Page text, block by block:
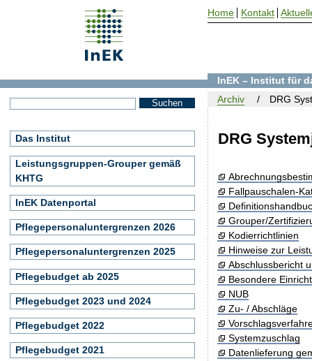
DRG
Fallpauschalen-
Grouper/
Kodierrichtlinien
Hinweise zur
Abschlussbericht
Besondere
NUB
Zu- / Abschläge
Systemzuschlag
Datenlieferung
InEK – Institut für
Archiv
DRG
Das Institut
Leistungsgruppen-Grouper gemäß
KHTG
InEK Datenportal
Pflegepersonaluntergrenzen 2026
Pflegepersonaluntergrenzen 2025
Pflegebudget ab 2025
Pflegebudget 2023 und 2024
Pflegebudget 2022
Pflegebudget 2021
Home Kontakt